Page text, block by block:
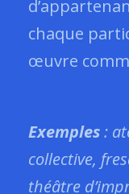
chaque
œuvre
Exemples:
collective,
théâtre